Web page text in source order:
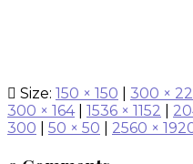
Size: 150 × 150 300 ×
300 × 164
1536 × 1152
300
50 × 50 2560 ×